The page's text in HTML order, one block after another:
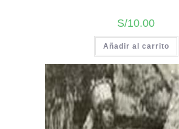
S/10.00
Añadir al carrito